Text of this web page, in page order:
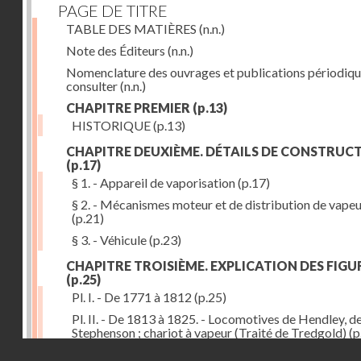
PAGE DE TITRE
TABLE DES MATIÈRES (n.n.)
Note des Éditeurs (n.n.)
Nomenclature des ouvrages et publications
consulter(n.n.)
CHAPITRE PREMIER (p.13)
HISTORIQUE(p.13)
CHAPITRE DEUXIÈME. DÉTAILS DE
(p.17)
§ 1. - Appareil de vaporisation(p.17)
§ 2. - Mécanismes moteur et de distribution de
(p.21)
§ 3. - Véhicule(p.23)
CHAPITRE TROISIÈME. EXPLICATION DES
(p.25)
Pl. I. - De 1771 à 1812 (p.25)
Pl. II. - De 1813 à 1825. - Locomotives de Hendley,
Stephenson ; chariot à vapeur (Traité de Tredgold)